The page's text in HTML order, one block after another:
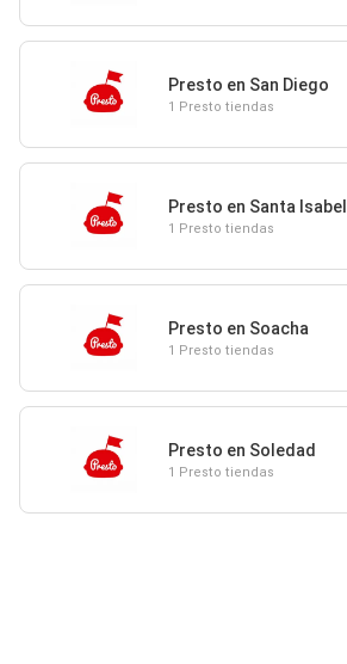
Presto en San Diego
1 Presto tiendas
Presto en Santa Isabel
1 Presto tiendas
Presto en Soacha
1 Presto tiendas
Presto en Soledad
1 Presto tiendas